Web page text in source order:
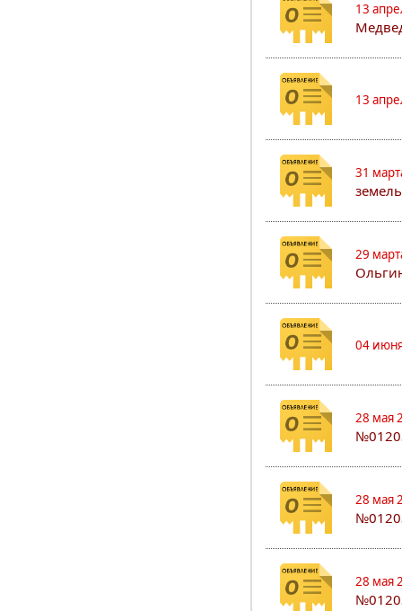
13
13
31
29
04
28 мая
28 мая
28 мая